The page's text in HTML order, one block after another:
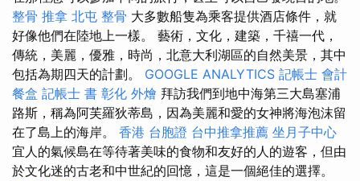
整骨 推拿 北屯 整骨 大多數船隻為乘客提供酒店條件，就
好像他們在陸地上一樣。 藝術，文化，建築，千禧一代，
傳統，美麗，優雅，時尚，北意大利湖區的自然美景，其中
包括為期四天的計劃。 GOOGLE ANALYTICS 記帳士 會計
餐盒 記帳士 書 彰化 外燴 拜訪我們到地中海第三大島塞浦
路斯，稱為阿芙羅狄蒂島，因為美麗和愛的女神將海泡沫留
在了島上的海岸。 香港 台胞證 台中推拿推薦 坐月子中心
宜人的氣候島在等待著美味的食物和友好的人的遊客，但由
於文化迷的古老和中世紀的回憶，這是一個絕佳的選擇。